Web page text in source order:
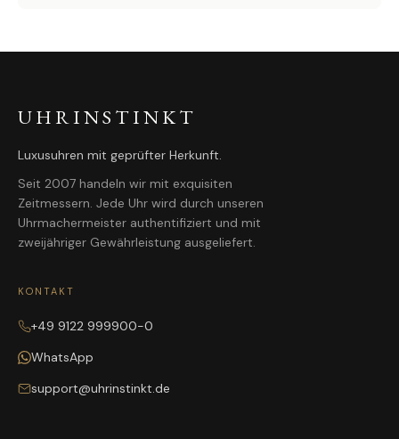
UHRINSTINKT
Luxusuhren mit geprüfter Herkunft.
Seit 2007 handeln wir mit exquisiten
Zeitmessern. Jede Uhr wird durch unseren
Uhrmachermeister authentifiziert und mit
zweijähriger Gewährleistung ausgeliefert.
KONTAKT
+49 9122 999900-0
WhatsApp
support@uhrinstinkt.de